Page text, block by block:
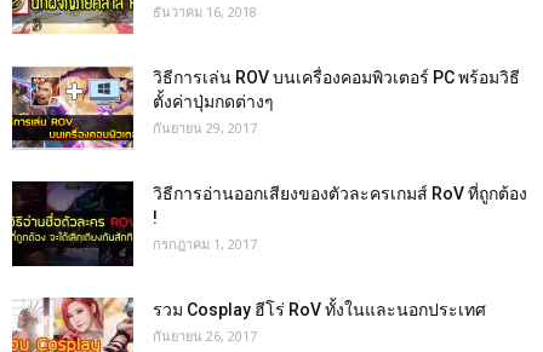
ธันวาคม 16, 2018
วิธีการเล่น ROV บนเครื่องคอมพิวเตอร์ PC พร้อมวิธี
ตั้งค่าปุ่มกดต่างๆ
กันยายน 29, 2017
วิธีการอ่านออกเสียงของตัวละครเกมส์ RoV ที่ถูกต้อง
!
กรกฎาคม 1, 2017
รวม Cosplay ฮีโร่ RoV ทั้งในและนอกประเทศ
กันยายน 26, 2017